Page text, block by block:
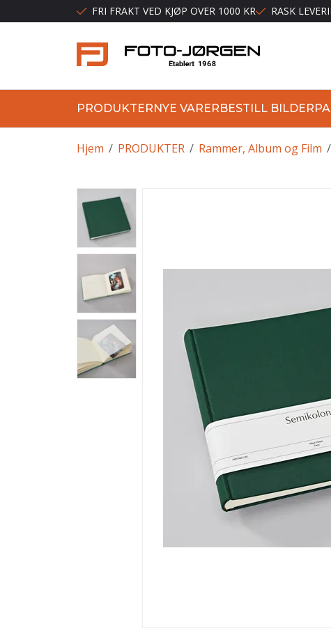
FRI FRAKT VED KJØP OVER 1000 KR RASK
PRODUKTERNYE VARERBESTILL BILDER
/
Hjem /
PRODUKTER /
Rammer, Album og Film